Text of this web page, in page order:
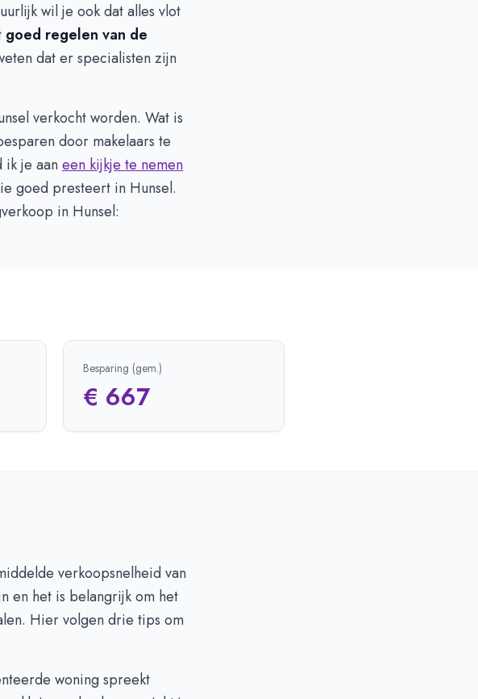
wil je ook dat alles vlot
goed regelen van de
dat er specialisten zijn
verkocht worden. Wat is
door makelaars te
ik je aaneen kijkje te nemen
goed presteert in Hunsel.
in Hunsel:
Besparing (gem.)
€ 667
verkoopsnelheid van
en het is belangrijk om het
Hier volgen drie tips om
woning spreekt